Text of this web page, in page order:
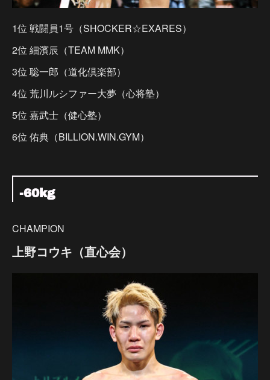
1位 戦闘員1号（SHOCKER☆EXARES）
2位 細濱辰（TEAM MMK）
3位 聡一郎（道化倶楽部）
4位 荒川ルシファー大夢（心将塾）
5位 嘉武士（健心塾）
6位 佑典（BILLION.WIN.GYM）
-60kg
CHAMPION
上野コウキ（直心会）